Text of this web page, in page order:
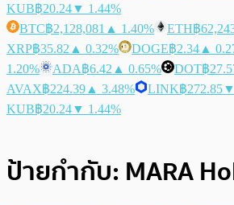
KUB฿20.24▼ 1.44%
BTC฿2,128,081 ▲ 1.40% ETH฿
XRP฿35.82 ▲ 0.32% DOGE฿2.34 ▲
1.20%
ADA฿6.42 ▲ 0.65% DOT฿
AVAX฿224.39 ▲ 3.48% LINK฿272.85
KUB฿20.24▼ 1.44%
ป้ายกำกับ: MARA